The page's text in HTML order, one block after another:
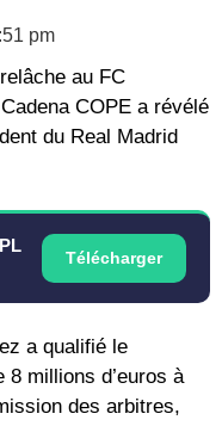
pm
au FC
COPE a révélé
du Real Madrid
Télécharger
a qualifié le
millions d’euros à
des arbitres,